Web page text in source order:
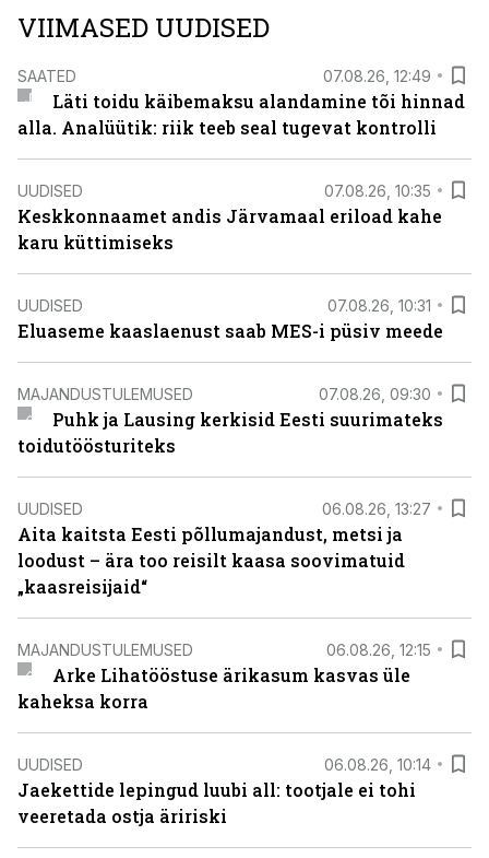
VIIMASED UUDISED
SAATED 07.08.26, 12:49
Läti toidu käibemaksu alandamine tõi hinnad
alla. Analüütik: riik teeb seal tugevat kontrolli
UUDISED 07.08.26, 10:35
Keskkonnaamet andis Järvamaal eriload kahe
karu küttimiseks
UUDISED 07.08.26, 10:31
Eluaseme kaaslaenust saab MES-i püsiv meede
MAJANDUSTULEMUSED 07.08.26, 09:30
Puhk ja Lausing kerkisid Eesti suurimateks
toidutöösturiteks
UUDISED 06.08.26, 13:27
Aita kaitsta Eesti põllumajandust, metsi ja
loodust – ära too reisilt kaasa soovimatuid
„kaasreisijaid“
MAJANDUSTULEMUSED 06.08.26, 12:15
Arke Lihatööstuse ärikasum kasvas üle
kaheksa korra
UUDISED 06.08.26, 10:14
Jaekettide lepingud luubi all: tootjale ei tohi
veeretada ostja äririski